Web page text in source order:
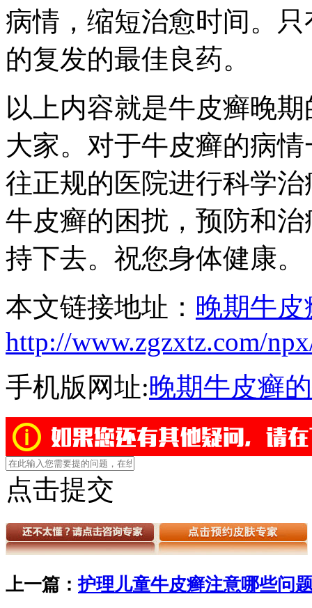
病情，缩短治愈时间。
的复发的最佳良药。
以上内容就是牛皮癣晚
大家。对于牛皮癣的病
往正规的医院进行科学
牛皮癣的困扰，预防和
持下去。祝您身体健康。
本文链接地址： 晚期牛
http://www.zgzxtz.com/
手机版网址:晚期牛皮癣
点击提交
上一篇：护理儿童牛皮癣注意哪些问